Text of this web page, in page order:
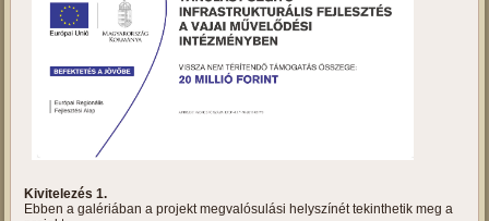
Tanulást segítő infrastrukturális
fejlesztés a vajai művelődési
intézményben
Projektbemutató